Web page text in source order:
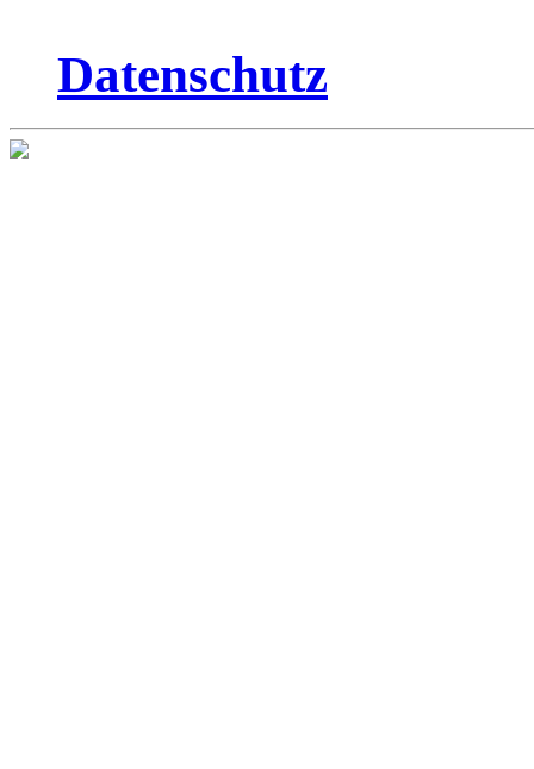
Datenschutz